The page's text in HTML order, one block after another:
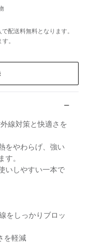
配送料無料となります。
。
線対策と快適さを
をやわらげ、強い
。
いしやすい一本で
をしっかりブロッ
を軽減